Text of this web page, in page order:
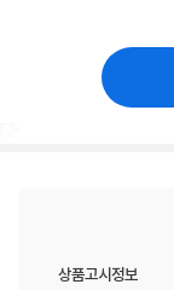
상품고시정보